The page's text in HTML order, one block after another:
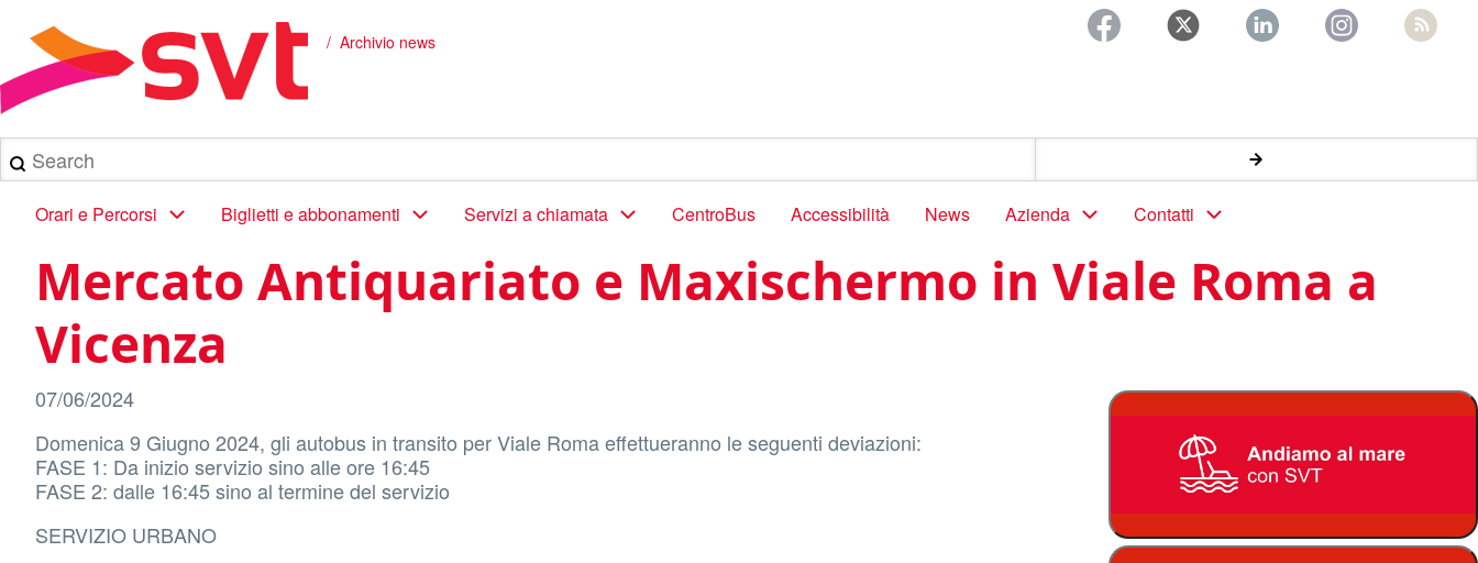
contenuto
principale
Briciole
di
pane
Archivio news
Search
Main
navigation
Orari e Percorsi Biglietti e abbonamenti Servizi a chiamata CentroBus Accessibilità News Azienda Contatti
Mercato Antiquariato e Maxischermo in Viale Roma a
Vicenza
07/06/2024
Domenica 9 Giugno 2024, gli autobus in transito per Viale Roma effettueranno le seguenti deviazioni:
FASE 1: Da inizio servizio sino alle ore 16:45
FASE 2: dalle 16:45 sino al termine del servizio
SERVIZIO URBANO